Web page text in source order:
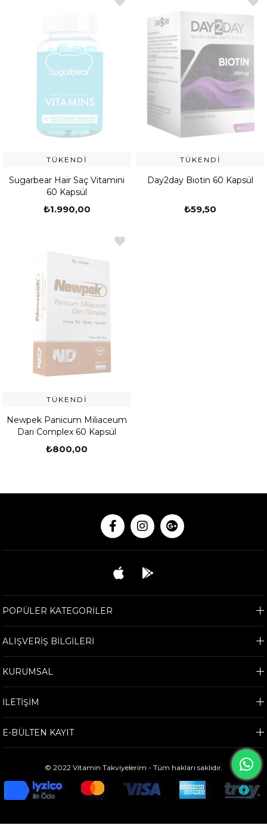
TÜKENDI
Sugarbear Hair Saç Vitamini
60 Kapsül
₺1.990,00
TÜKENDI
Day2day Biotin 60 Kapsül
₺59,50
TÜKENDI
Newpek Panicum Miliaceum
Darı Complex 60 Kapsül
₺800,00
POPÜLER KATEGORİLER
ALIŞVERİŞ BİLGİLERİ
KURUMSAL
İLETİŞİM
E-BÜLTEN KAYIT
© 2022 Vitamin Takviyelerim - Tüm hakları saklıdır.